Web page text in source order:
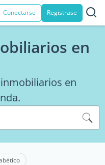
Conectarse Registrase
en
en